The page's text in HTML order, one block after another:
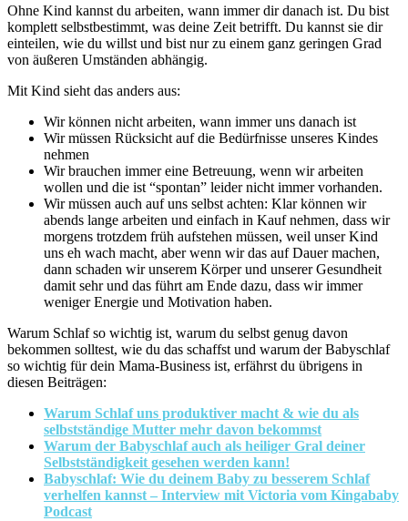
Ohne Kind kannst du arbeiten, wann immer dir danach ist. Du bist
komplett selbstbestimmt, was deine Zeit betrifft. Du kannst sie dir
einteilen, wie du willst und bist nur zu einem ganz geringen Grad
von äußeren Umständen abhängig.
Mit Kind sieht das anders aus:
Wir können nicht arbeiten, wann immer uns danach ist
Wir müssen Rücksicht auf die Bedürfnisse unseres Kindes
nehmen
Wir brauchen immer eine Betreuung, wenn wir arbeiten
wollen und die ist “spontan” leider nicht immer vorhanden.
Wir müssen auch auf uns selbst achten: Klar können wir
abends lange arbeiten und einfach in Kauf nehmen, dass wir
morgens trotzdem früh aufstehen müssen, weil unser Kind
uns eh wach macht, aber wenn wir das auf Dauer machen,
dann schaden wir unserem Körper und unserer Gesundheit
damit sehr und das führt am Ende dazu, dass wir immer
weniger Energie und Motivation haben.
Warum Schlaf so wichtig ist, warum du selbst genug davon
bekommen solltest, wie du das schaffst und warum der Babyschlaf
so wichtig für dein Mama-Business ist, erfährst du übrigens in
diesen Beiträgen:
Warum Schlaf uns produktiver macht & wie du als
selbstständige Mutter mehr davon bekommst
Warum der Babyschlaf auch als heiliger Gral deiner
Selbstständigkeit gesehen werden kann!
Babyschlaf: Wie du deinem Baby zu besserem Schlaf
verhelfen kannst – Interview mit Victoria vom Kingababy
Podcast